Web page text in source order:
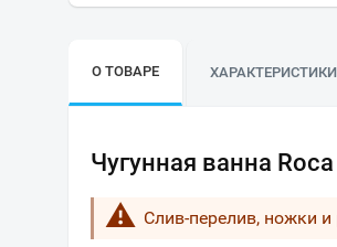
О ТОВАРЕ ХАРАКТЕРИСТИКИ
Чугунная ванна
Слив-перелив, ножки